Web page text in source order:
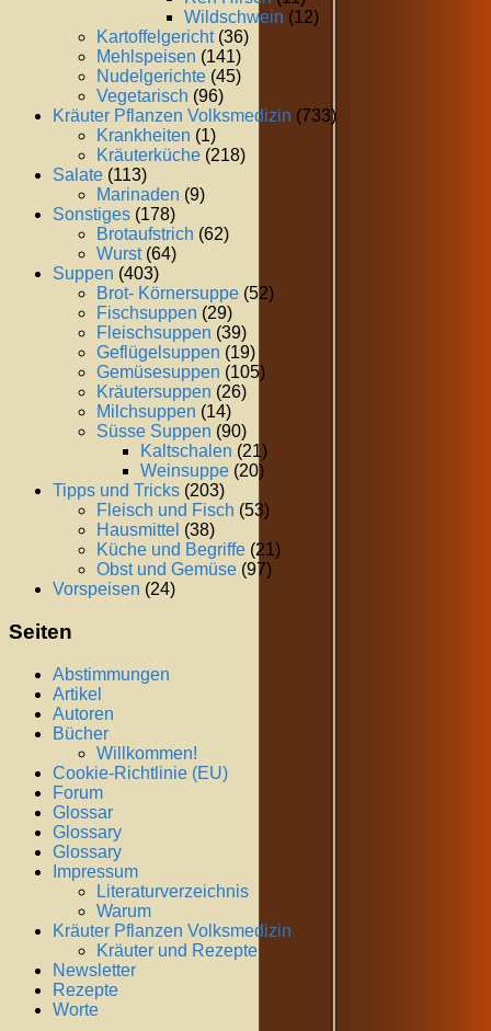
Wildschwein (12)
Kartoffelgericht(36)
Mehlspeisen (141)
Nudelgerichte (45)
Vegetarisch (96)
Kräuter Pflanzen Volksmedizin (733)
Krankheiten (1)
Kräuterküche (218)
Salate (113)
Marinaden (9)
Sonstiges (178)
Brotaufstrich (62)
Wurst(64)
Suppen (403)
Brot- Körnersuppe (52)
Fischsuppen (29)
Fleischsuppen (39)
Geflügelsuppen (19)
Gemüsesuppen (105)
Kräutersuppen (26)
Milchsuppen (14)
Süsse Suppen (90)
Kaltschalen (21)
Weinsuppe (20)
Tipps und Tricks (203)
Fleisch und Fisch (53)
Hausmittel (38)
Küche und Begriffe (21)
Obst und Gemüse (97)
Vorspeisen (24)
Seiten
Abstimmungen
Artikel
Autoren
Bücher
Willkommen!
Cookie-Richtlinie (EU)
Forum
Glossar
Glossary
Glossary
Impressum
Literaturverzeichnis
Warum
Kräuter Pflanzen Volksmedizin
Kräuter und Rezepte
Newsletter
Rezepte
Worte